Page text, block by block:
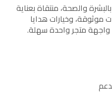
والصحة، منتقاة بعناية
موثوقة، وخيارات هدايا
واجهة متجر واحدة سهلة.